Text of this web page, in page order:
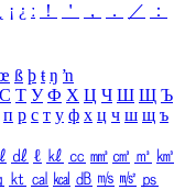
¡ ¿ ː ！ ＇ ， ． ／
：
ß þ ŧ ŋ ŉ
С Т У Ф Х Ц Ч Ш Щ Ъ
п р с т у ф х ц ч ш щ ъ
㎗ ℓ ㎘ ㏄ ㎣ ㎤ ㎥ ㎦
㏏ ㎈ ㎉ ㏈ ㎧ ㎨ ㎰